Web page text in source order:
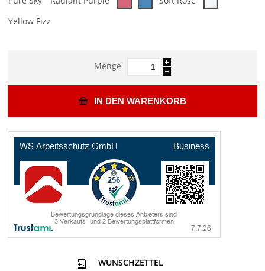
Yellow Fizz
Menge
IN DEN WARENKORB
WUNSCHZETTEL